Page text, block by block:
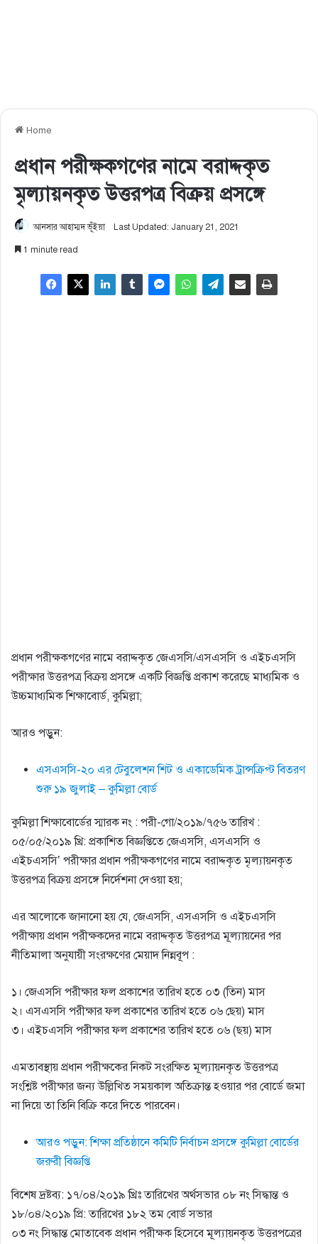
Home
প্রধান পরীক্ষকগণের নামে বরাদ্দকৃত
মৃল্যায়নকৃত উত্তরপত্র বিক্রয় প্রসঙ্গে
আনসার আহাম্মদ ভূঁইয়া Last Updated: January 21, 2021
1 minute read
প্রধান পরীক্ষকগণের নামে বরাদ্দকৃত জেএসসি/এসএসসি ও এইচএসসি
পরীক্ষার উত্তরপত্র বিক্রয় প্রসঙ্গে একটি বিজ্ঞপ্তি প্রকাশ করেছে মাধ্যমিক ও
উচ্চমাধ্যমিক শিক্ষাবোর্ড, কুমিল্লা;
আরও পড়ুন:
এসএসসি-২০ এর টেবুলেশন শিট ও একাডেমিক ট্রান্সক্রিপ্ট বিতরণ
শুরু ১৯ জুলাই – কুমিল্লা বোর্ড
কুমিল্লা শিক্ষাবোর্ডের স্মারক নং : পরী-গো/২০১৯/৭৫৬ তারিখ :
০৫/০৫/২০১৯ খ্রি: প্রকাশিত বিজ্ঞপ্তিতে জেএসসি, এসএসসি ও
এইচএসসি’ পরীক্ষার প্রধান পরীক্ষকগণের নামে বরাদ্দকৃত মৃল্যায়নকৃত
উত্তরপত্র বিক্রয় প্রসঙ্গে নির্দেশনা দেওয়া হয়;
এর আলোকে জানানো হয় যে, জেএসসি, এসএসসি ও এইচএসসি
পরীক্ষায় প্রধান পরীক্ষকদের নামে বরাদ্দকৃত উত্তরপত্র মূল্যায়নের পর
নীতিমালা অনুযায়ী সংরক্ষণের মেয়াদ নিন্নবূপ :
১। জেএসসি পরীক্ষার ফল প্রকাশের তারিখ হতে ০৩ (তিন) মাস
২। এসএসসি পরীক্ষার ফল প্রকাশের তারিখ হতে ০৬ ছেয়) মাস
৩। এইচএসসি পরীক্ষার ফল প্রকাশের তারিখ হতে ০৬ (ছয়) মাস
এমতাবস্থায় প্রধান পরীক্ষকের নিকট সংরক্ষিত মূল্যায়নকৃত উত্তরপত্র
সংশ্লিষ্ট পরীক্ষার জন্য উল্লিখিত সময়কাল অতিক্রান্ত হওয়ার পর বোর্ডে জমা
না দিয়ে তা তিনি বিক্রি করে দিতে পারবেন।
আরও পড়ুন: শিক্ষা প্রতিষ্ঠানে কমিটি নির্বাচন প্রসঙ্গে কুমিল্লা বোর্ডের
জরুরী বিজ্ঞপ্তি
বিশেষ দ্রষ্টব্য: ১৭/০৪/২০১৯ খ্রিঃ তারিখের অর্থসভার ০৮ নং সিদ্ধান্ত ও
১৮/০৪/২০১৯ প্রি: তারিখের ১৮২ তম বোর্ড সভার
০৩ নং সিদ্ধান্ত মোতাবেক প্রধান পরীক্ষক হিসেবে মূল্যায়নকৃত উত্তরপত্রের